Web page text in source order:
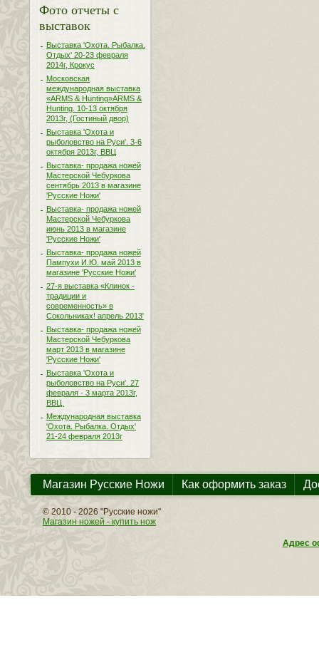
Фото отчеты с
выставок
Выставка 'Охота. Рыбалка.
Отдых' 20-23 февраля
2014г, Крокус
Московская
международная выставка
«ARMS & Hunting»ARMS &
Hunting. 10-13 октября
2013г, (Гостиный двор)
Выставка 'Охота и
рыболовство на Руси'. 3-6
октября 2013г, ВВЦ
Выставка- продажа ножей
Мастерской Чебуркова
сентябрь 2013 в магазине
'Русские Ножи'
Выставка- продажа ножей
Мастерской Чебуркова
июнь 2013 в магазине
'Русские Ножи'
Выставка- продажа ножей
Пампухи И.Ю. май 2013 в
магазине 'Русские Ножи'
27-я выставка «Клинок -
традиции и
современность» в
Сокольниках! апрель 2013'
Выставка- продажа ножей
Мастерской Чебуркова
март 2013 в магазине
'Русские Ножи'
Выставка 'Охота и
рыболовство на Руси'. 27
февраля - 3 марта 2013г,
ВВЦ.
Международная выставка
'Охота. Рыбалка. Отдых'
21-24 февраля 2013г
Магазин Русские Ножи Как оформить заказ
© 2010 - 2026 "Русские ножи"
Магазин ножей - купить нож
Адрес